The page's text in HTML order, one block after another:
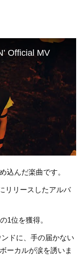
Official MV
込んだ楽曲です。
リリースしたアルバ
1位を獲得。
ドに、手の届かない
ーカルが涙を誘いま